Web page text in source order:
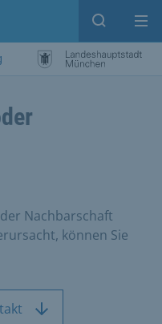
Suche
Nachbarschaft
können Sie